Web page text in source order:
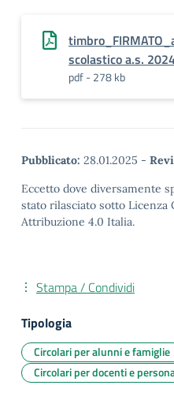
scolastico a.s.
pdf - 278 kb
Pubblicato: 28.01.2025 -
Eccetto dove diversamente
stato rilasciato sotto Licenza
Attribuzione 4.0 Italia.
Stampa / Condividi
Tipologia
Circolari per alunni e famiglie
Circolari per docenti e